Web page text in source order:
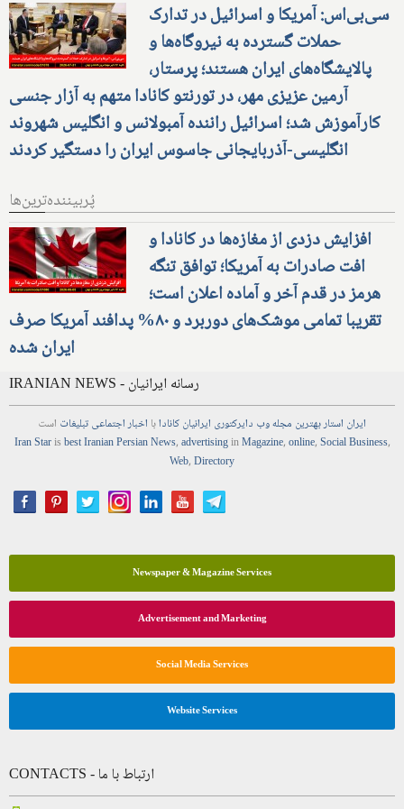
سی‌بی‌اس: آمریکا و اسرائیل در تدارک
حملات گسترده به نیروگاه‌ها و
پالایشگاه‌های ایران هستند؛ پرستار،
آرمین عزیزی مهر، در تورنتو کانادا متهم به آزار جنسی
کارآموزش شد؛ اسرائیل راننده آمبولانس و انگلیس شهروند
انگلیسی-آذربایجانی جاسوس ایران را دستگیر کردند
پُربیننده‌ترین‌ها
افزایش دزدی از مغازه‌ها در کانادا و
افت صادرات به آمریکا؛ توافق تنگه
هرمز در قدم آخر و آماده اعلان است؛
تقریبا تمامی موشک‌های دوربرد و ۸۰% پدافند آمریکا صرف
ایران شده
IRANIAN NEWS - رسانه ایرانیان
ایران استاربهترین مجلهوب دایرکتوری ایرانیان کانادابا اخباراجتماعیتبلیغات است
Iran Starisbest Iranian PersianNews,advertisinginMagazine,online,Social Business,
Web,Directory
Newspaper & Magazine Services
Advertisement and Marketing
Social Media Services
Website Services
CONTACTS - ارتباط با ما